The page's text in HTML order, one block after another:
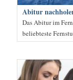
Abitur
Das Abitur im
beliebteste